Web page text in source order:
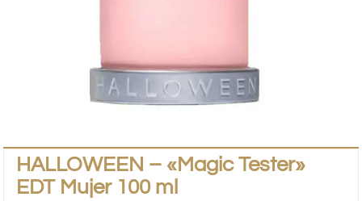
HALLOWEEN – «Magic Tester»
EDT Mujer 100 ml